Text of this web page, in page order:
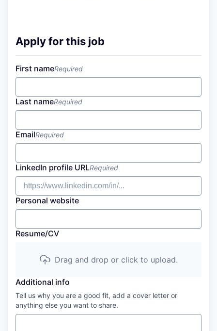
Apply for this job
First nameRequired
Last nameRequired
EmailRequired
LinkedIn profile URLRequired
Personal website
Resume/CV
Drag and drop or click to upload.
Additional info
Tell us why you are a good fit, add a cover letter or
anything else you want to share.